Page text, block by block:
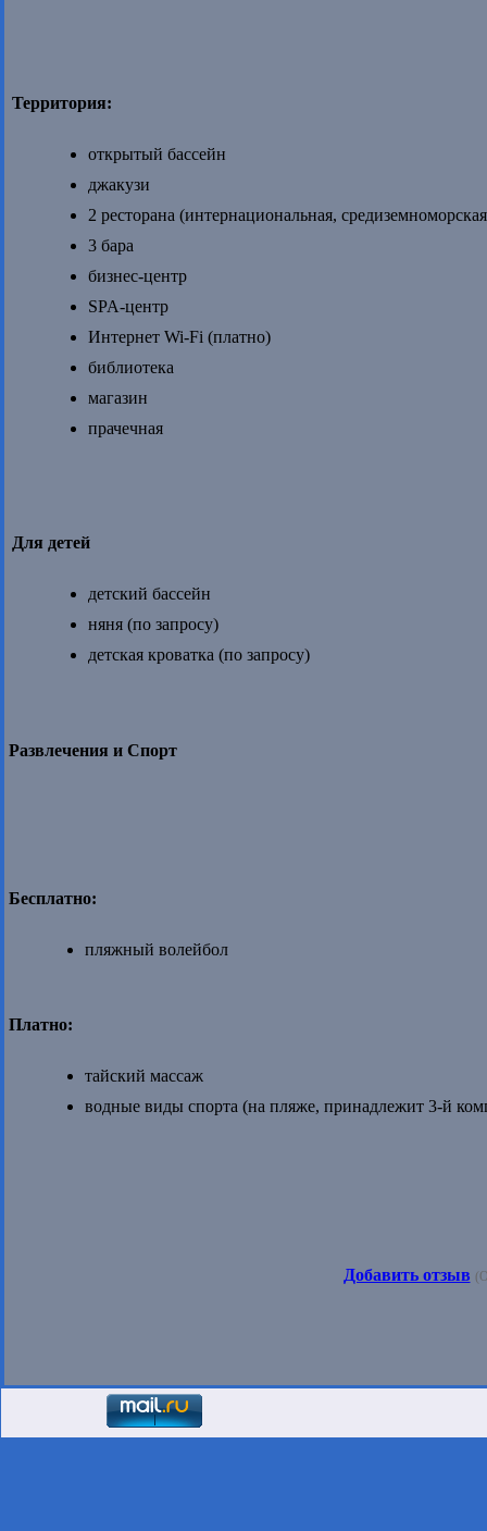
Территория:
открытый бассейн
джакузи
2 ресторана (интернациональная,
3 бара
бизнес-центр
SPA-центр
Интернет Wi-Fi (платно)
библиотека
магазин
прачечная
Для детей
детский бассейн
няня (по запросу)
детская кроватка (по запросу)
Развлечения и Спорт
Бесплатно:
пляжный волейбол
Платно:
тайский массаж
водные виды спорта (на пляже, принадлежит 3-й
Добавить отзыв